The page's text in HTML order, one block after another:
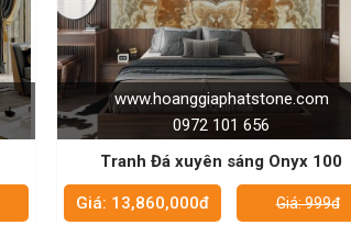
không gian rộng rãi, yêu
tâm thương mại, trung tâm
thường lắp đặt hệ thống
www.hoanggiaphatstone.com
0972 101 656
Tranh Đá xuyên sáng Onyx vân gỗ
Giá: 13,860,000đ Giá: 999đ